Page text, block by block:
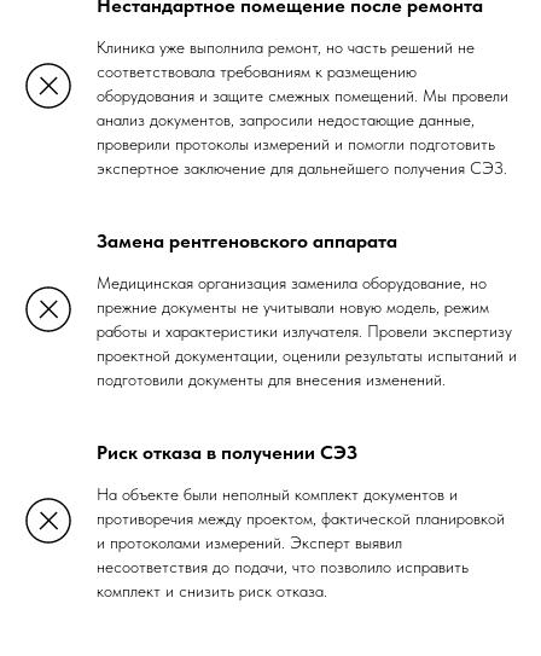
Нестандартное помещение после ремонта
Клиника уже выполнила ремонт, но часть решений не
соответствовала требованиям к размещению
оборудования и защите смежных помещений. Мы провели
анализ документов, запросили недостающие данные,
проверили протоколы измерений и помогли подготовить
экспертное заключение для дальнейшего получения СЭЗ.
Замена рентгеновского аппарата
Медицинская организация заменила оборудование, но
прежние документы не учитывали новую модель, режим
работы и характеристики излучателя. Провели экспертизу
проектной документации, оценили результаты испытаний и
подготовили документы для внесения изменений.
Риск отказа в получении СЭЗ
На объекте были неполный комплект документов и
противоречия между проектом, фактической планировкой
и протоколами измерений. Эксперт выявил
несоответствия до подачи, что позволило исправить
комплект и снизить риск отказа.